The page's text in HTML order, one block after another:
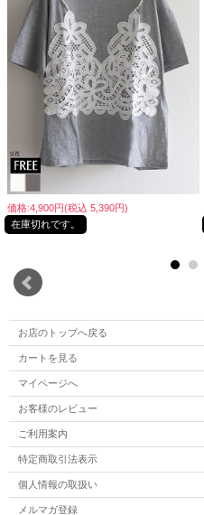
価格:4,900円(税込 5,390円)
在庫切れです。
お店のトップへ戻る
カートを見る
マイページへ
お客様のレビュー
ご利用案内
特定商取引法表示
個人情報の取扱い
メルマガ登録